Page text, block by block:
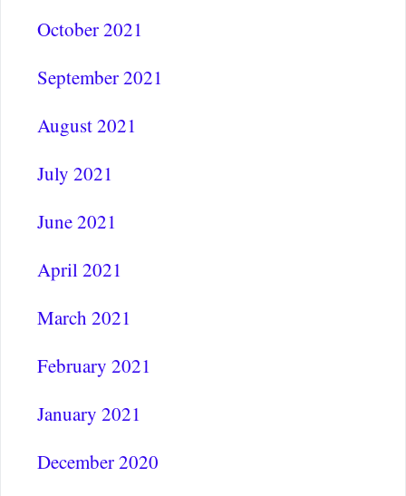
October 2021
September 2021
August 2021
July 2021
June 2021
April 2021
March 2021
February 2021
January 2021
December 2020